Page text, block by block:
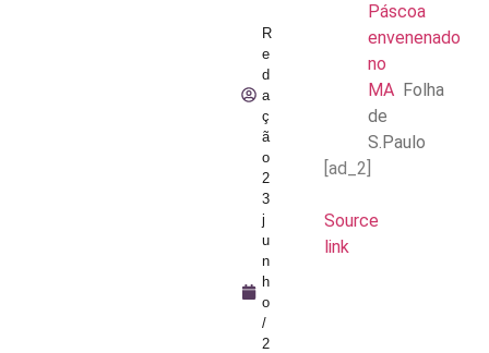
R
e
d
a
ç
ã
o
2
3
j
u
n
h
o
/
2
Páscoa
envenenado
no
MA Folha
de
S.Paulo
[ad_2]
Source
link